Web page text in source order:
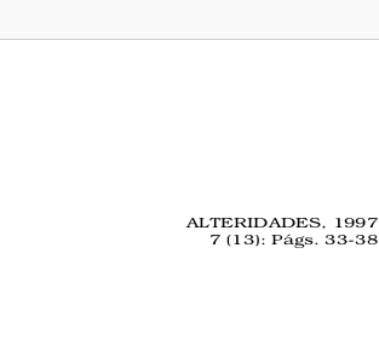
ALTERIDADES, 1997
7 (13): Págs. 33-38